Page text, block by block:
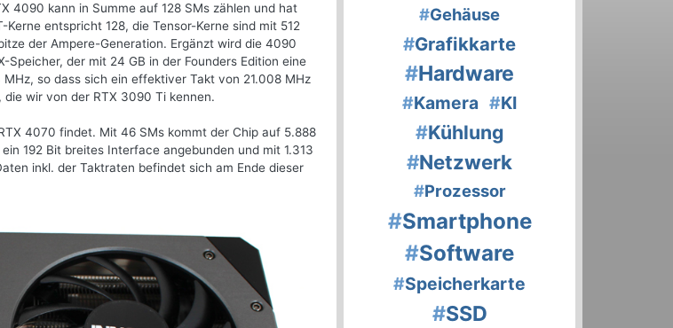
4090 kann in Summe auf 128 SMs zählen und hat
entspricht 128, die Tensor-Kerne sind mit 512
der Ampere-Generation. Ergänzt wird die 4090
der mit 24 GB in der Founders Edition eine
so dass sich ein effektiver Takt von 21.008 MHz
wir von der RTX 3090 Ti kennen.
4070 findet. Mit 46 SMs kommt der Chip auf 5.888
192 Bit breites Interface angebunden und mit 1.313
inkl. der Taktraten befindet sich am Ende dieser
#Gehäuse
#Grafikkarte
#Hardware
#Kamera #KI
#Kühlung
#Netzwerk
#Prozessor
#Smartphone
#Software
#Speicherkarte
#SSD